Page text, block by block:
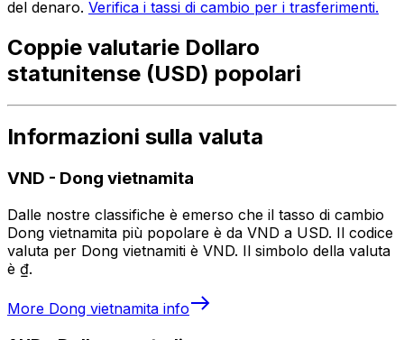
del denaro. Verifica i tassi di cambio per i trasferimenti.
Coppie valutarie Dollaro
statunitense (USD) popolari
Informazioni sulla valuta
VND - Dong vietnamita
Dalle nostre classifiche è emerso che il tasso di cambio
Dong vietnamita più popolare è da VND a USD. Il codice
valuta per Dong vietnamiti è VND. Il simbolo della valuta
è ₫.
More Dong vietnamita info